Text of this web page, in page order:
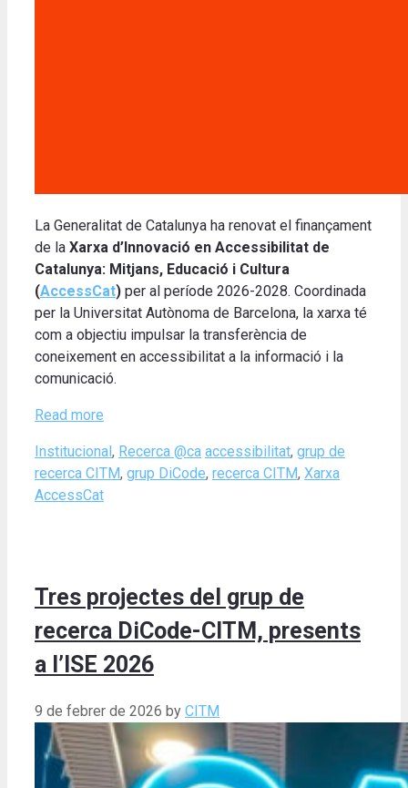
La Generalitat de Catalunya ha renovat el finançament
de la Xarxa d’Innovació en Accessibilitat de
Catalunya: Mitjans, Educació i Cultura
(AccessCat) per al període 2026-2028. Coordinada
per la Universitat Autònoma de Barcelona, la xarxa té
com a objectiu impulsar la transferència de
coneixement en accessibilitat a la informació i la
comunicació.
Read more
Categories
Institucional , Recerca @ca Tags
accessibilitat, grup de
recerca CITM, grup DiCode, recerca CITM, Xarxa
AccessCat
Tres projectes del grup de
recerca DiCode-CITM, presents
a l’ISE 2026
9 de febrer de 2026 by CITM